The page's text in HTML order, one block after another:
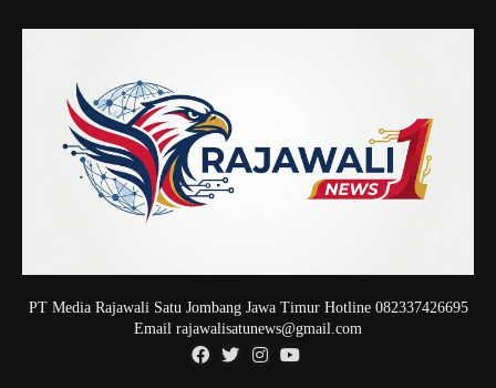
PT Media Rajawali Satu Jombang Jawa Timur Hotline 082337426695
Email rajawalisatunews@gmail.com